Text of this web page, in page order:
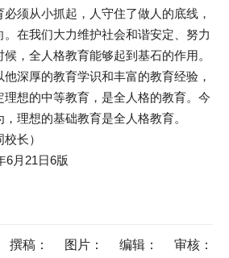
须从小抓起，人守住了做人的底线，
在我们大力维护社会和谐安定、努力
，全人格教育能够起到基石的作用。
深厚的教育学识和丰富的教育经验，
理想的中等教育，是全人格的教育。今
理想的基础教育是全人格教育。
长）
6月21日6版
撰稿： 图片： 编辑： 审核：